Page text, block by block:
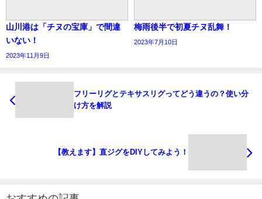
山川港は「チヌの宝庫」で間違
いない！
2023年11月9日
梅雨後半で初夏チヌ乱舞！
2023年7月10日
フリーリグとテキサスリグってどう違うの？使い分
け方を解説
【教えます】直ジグをDIYしてみよう！